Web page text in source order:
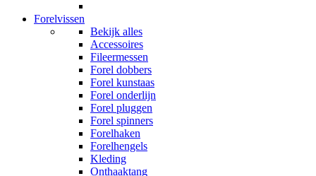
Forelvissen
Bekijk alles
Accessoires
Fileermessen
Forel dobbers
Forel kunstaas
Forel onderlijn
Forel pluggen
Forel spinners
Forelhaken
Forelhengels
Kleding
Onthaaktang